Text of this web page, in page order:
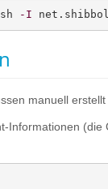
-I
manuell
Informationen